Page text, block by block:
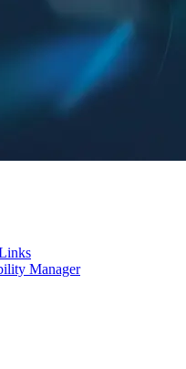
Manager